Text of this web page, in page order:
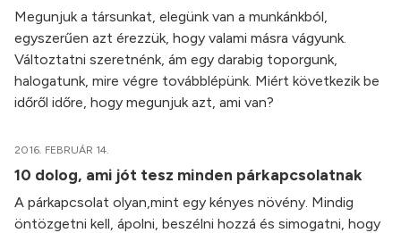
Megunjuk a társunkat, elegünk van a munkánkból,
egyszerűen azt érezzük, hogy valami másra vágyunk.
Változtatni szeretnénk, ám egy darabig toporgunk,
halogatunk, mire végre továbblépünk. Miért következik be
időről időre, hogy megunjuk azt, ami van?
2016. FEBRUÁR 14.
10 dolog, ami jót tesz minden párkapcsolatnak
A párkapcsolat olyan,mint egy kényes növény. Mindig
öntözgetni kell, ápolni, beszélni hozzá és simogatni, hogy